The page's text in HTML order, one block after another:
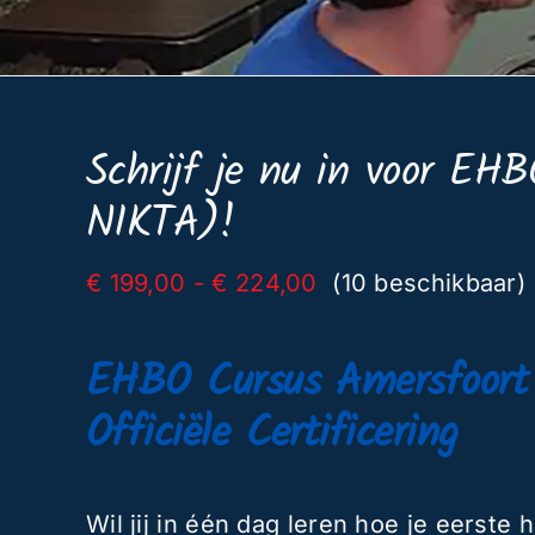
Schrijf je nu in voor
NIKTA)!
€ 199,00 - € 224,00 Prijsklasse:
€ 224,00
(10 beschikbaar)
EHBO Cursus
Officiële Certificering
Wil jij in één dag leren hoe je eerste